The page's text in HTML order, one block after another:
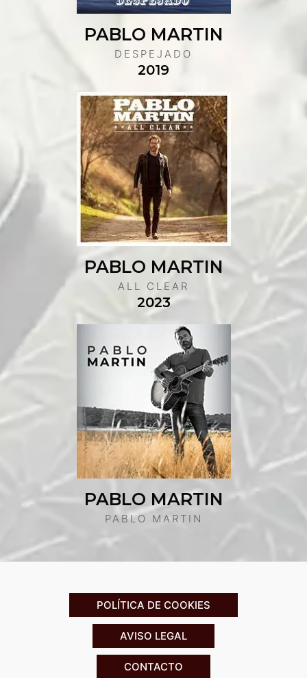
PABLO MARTIN
DESPEJADO
2019
PABLO MARTIN
ALL CLEAR
2023
PABLO MARTIN
PABLO MARTIN
POLÍTICA DE COOKIES
AVISO LEGAL
CONTACTO